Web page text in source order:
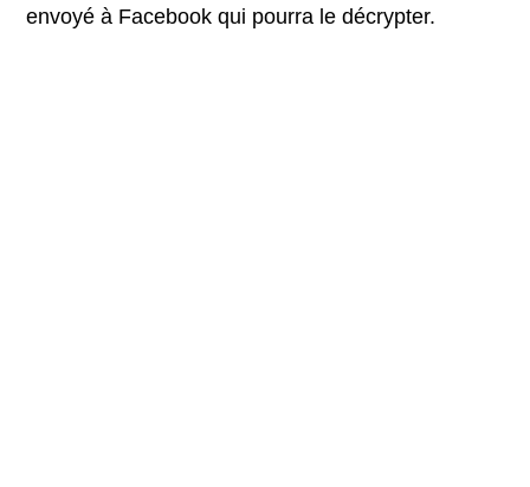
envoyé à Facebook qui pourra le décrypter.